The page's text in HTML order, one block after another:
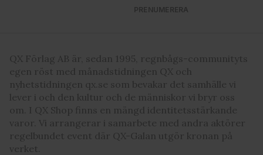
PRENUMERERA
QX Förlag AB är, sedan 1995, regnbågs-communityts
egen röst med månadstidningen QX och
nyhetstidningen qx.se som bevakar det samhälle vi
lever i och den kultur och de människor vi bryr oss
om. I QX Shop finns en mängd identitetsstärkande
varor. Vi arrangerar i samarbete med andra aktörer
regelbundet event där QX-Galan utgör kronan på
verket.